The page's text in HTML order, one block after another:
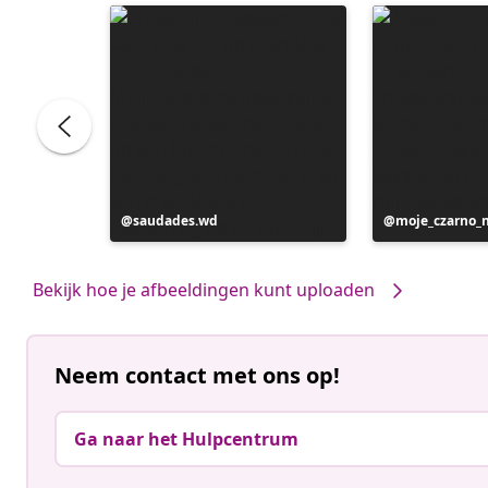
Bericht
gepubliceerd
saudades.wd
Bericht
gepubliceerd
Bekijk hoe je afbeeldingen kunt uploaden
Neem contact met ons op!
Ga naar het Hulpcentrum